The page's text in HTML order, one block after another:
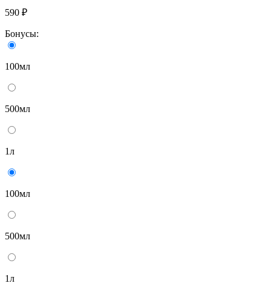
590 ₽
Бонусы:
100мл
500мл
1л
100мл
500мл
1л